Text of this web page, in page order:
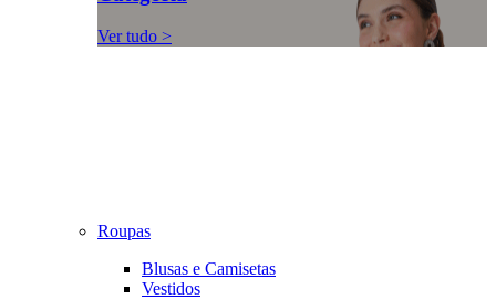
Ver tudo >
Roupas
Blusas e Camisetas
Vestidos